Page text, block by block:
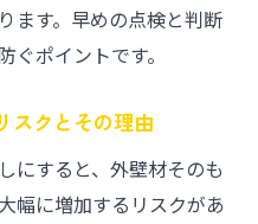
サインを見逃さない
分かる塗装時期の目
ます。早めの点検と判断
ポイントです。
スクとその理由
にすると、外壁材そのも
幅に増加するリスクがあ